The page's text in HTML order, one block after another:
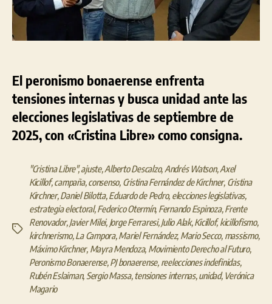
El peronismo bonaerense enfrenta
tensiones internas y busca unidad ante las
elecciones legislativas de septiembre de
2025, con «Cristina Libre» como consigna.
Etiquetas
"Cristina Libre",ajuste,Alberto Descalzo, Andrés Watson,Axel
Kicillof,campaña,consenso, Cristina Fernández de Kirchner, Cristina
Kirchner,Daniel Bilotta,Eduardo de Pedro, elecciones legislativas,
estrategia electoral,Federico Otermín, Fernando Espinoza,Frente
Renovador,Javier Milei, Jorge Ferraresi,Julio Alak,Kicillof,kicillofismo,
kirchnerismo,La Campora,Mariel Fernández, Mario Secco, massismo,
Máximo Kirchner, Mayra Mendoza, Movimiento Derecho al Futuro,
Peronismo Bonaerense,PJ bonaerense, reelecciones indefinidas,
Rubén Eslaiman, Sergio Massa,tensiones internas,unidad, Verónica
Magario